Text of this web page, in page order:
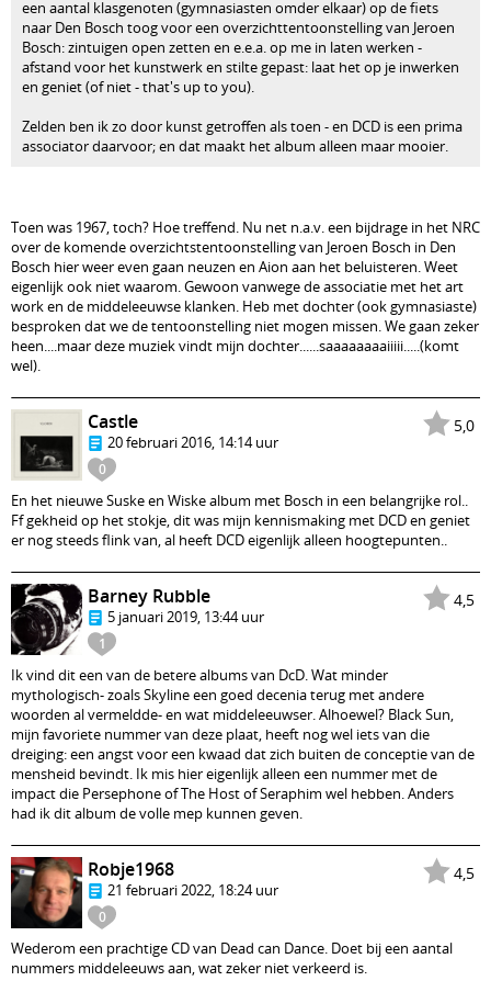
een aantal klasgenoten (gymnasiasten omder elkaar) op de fiets
naar Den Bosch toog voor een overzichttentoonstelling van Jeroen
Bosch: zintuigen open zetten en e.e.a. op me in laten werken -
afstand voor het kunstwerk en stilte gepast: laat het op je inwerken
en geniet (of niet - that's up to you).
Zelden ben ik zo door kunst getroffen als toen - en DCD is een prima
associator daarvoor; en dat maakt het album alleen maar mooier.
Toen was 1967, toch? Hoe treffend. Nu net n.a.v. een bijdrage in het NRC
over de komende overzichtstentoonstelling van Jeroen Bosch in Den
Bosch hier weer even gaan neuzen en Aion aan het beluisteren. Weet
eigenlijk ook niet waarom. Gewoon vanwege de associatie met het art
work en de middeleeuwse klanken. Heb met dochter (ook gymnasiaste)
besproken dat we de tentoonstelling niet mogen missen. We gaan zeker
heen....maar deze muziek vindt mijn dochter......saaaaaaaaiiiii.....(komt
wel).
5,0
0
Castle
20 februari 2016, 14:14 uur
En het nieuwe Suske en Wiske album met Bosch in een belangrijke rol..
Ff gekheid op het stokje, dit was mijn kennismaking met DCD en geniet
er nog steeds flink van, al heeft DCD eigenlijk alleen hoogtepunten..
4,5
1
Barney Rubble
5 januari 2019, 13:44 uur
Ik vind dit een van de betere albums van DcD. Wat minder
mythologisch- zoals Skyline een goed decenia terug met andere
woorden al vermeldde- en wat middeleeuwser. Alhoewel? Black Sun,
mijn favoriete nummer van deze plaat, heeft nog wel iets van die
dreiging: een angst voor een kwaad dat zich buiten de conceptie van de
mensheid bevindt. Ik mis hier eigenlijk alleen een nummer met de
impact die Persephone of The Host of Seraphim wel hebben. Anders
had ik dit album de volle mep kunnen geven.
4,5
0
Robje1968
21 februari 2022, 18:24 uur
Wederom een prachtige CD van Dead can Dance. Doet bij een aantal
nummers middeleeuws aan, wat zeker niet verkeerd is.